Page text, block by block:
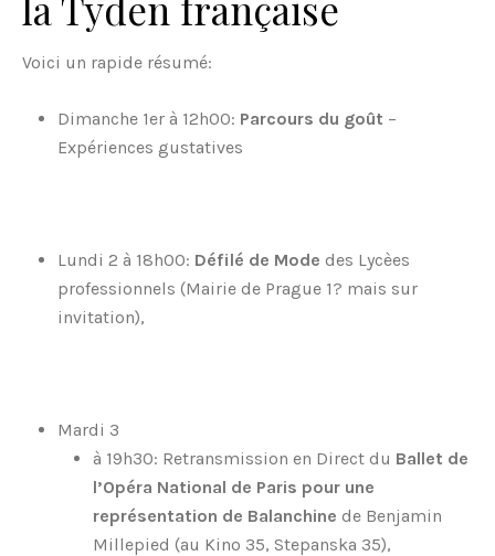
Voici un rapide résumé:
Dimanche 1er à 12h00: Parcours du goût –
Expériences gustatives
Lundi 2 à 18h00: Défilé de Mode des Lycèes
professionnels (Mairie de Prague 1? mais sur
invitation),
Mardi 3
à 19h30: Retransmission en Direct du Ballet de
l’Opéra National de Paris pour une
représentation de Balanchine de Benjamin
Millepied (au Kino 35, Stepanska 35),